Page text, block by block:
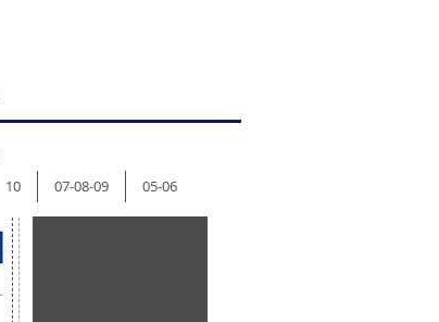
10 07-08-09 05-06